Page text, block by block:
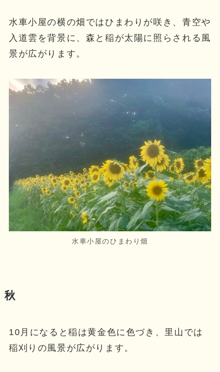
水車小屋の横の畑ではひまわりが咲き、青空や
入道雲を背景に、森と稲が太陽に照らされる風
景が広がります。
水車小屋のひまわり畑
秋
10月になると稲は黄金色に色づき、里山では
稲刈りの風景が広がります。